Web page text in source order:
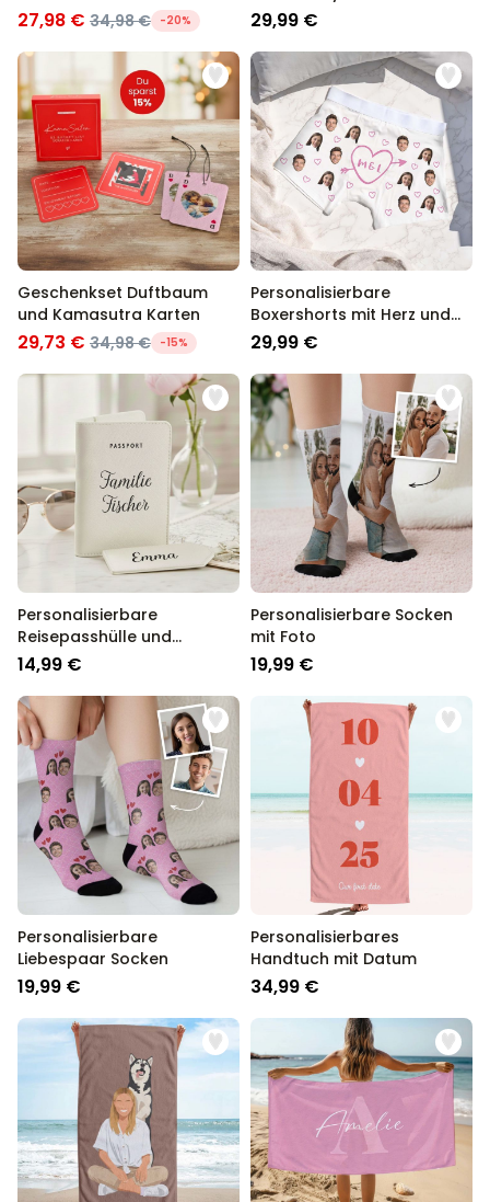
27,98 € 34,98 € -20% 29,99 €
Geschenkset Duftbaum
und Kamasutra Karten
29,73 € 34,98 € -15%
Personalisierbare
Boxershorts mit Herz und
Initialen
29,99 €
Personalisierbare
Reisepasshülle und
Koffertag mit Text
14,99 €
Personalisierbare Socken
mit Foto
19,99 €
Personalisierbare
Liebespaar Socken
19,99 €
Personalisierbares
Handtuch mit Datum
34,99 €